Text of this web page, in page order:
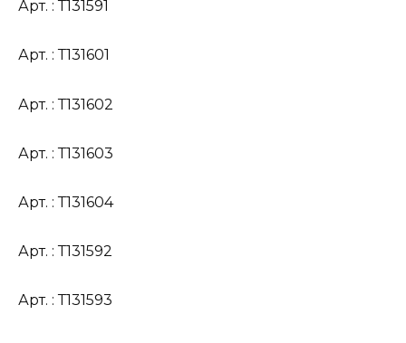
Арт. : Т131591
Арт. : Т131601
Арт. : Т131602
Арт. : Т131603
Арт. : Т131604
Арт. : Т131592
Арт. : Т131593